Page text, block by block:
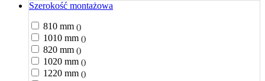
Szerokość montażowa
810 mm ()
1010 mm ()
820 mm ()
1020 mm ()
1220 mm ()